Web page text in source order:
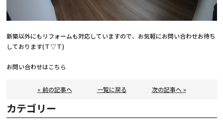
新築以外にもリフォームも対応していますので、お気軽にお問い合わせお待ち
しております(Ｔ▽Ｔ)
お問い合わせはこちら
« 前の記事へ 一覧に戻る 次の記事へ »
カテゴリー